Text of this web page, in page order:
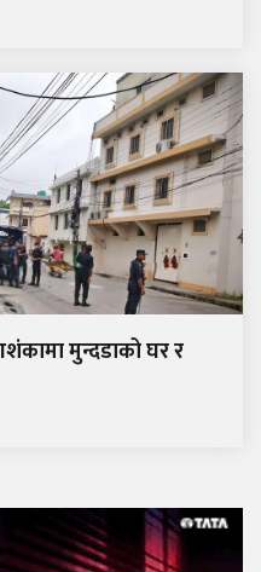
मुन्दडाको घर र